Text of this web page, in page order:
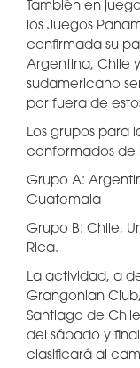
También en
los Juegos
confirmada su
Argentina, Chile
sudamericano
por fuera de
Los grupos para
conformados de
Grupo A:
Guatemala
Grupo B: Chile,
Rica.
La actividad, a
Grangonian
Santiago de
del sábado y
clasificará al